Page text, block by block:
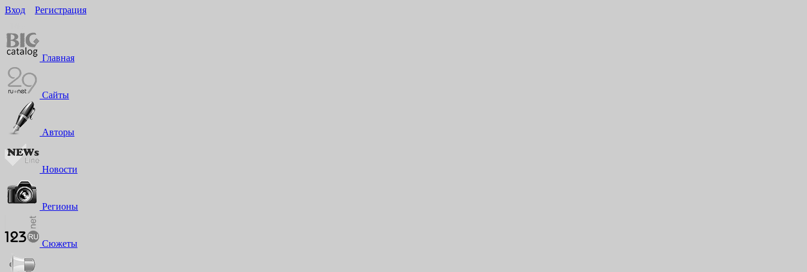
Вход
Регистрация
Главная
Сайты
Авторы
Новости
Регионы
Сюжеты